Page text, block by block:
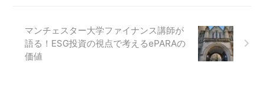
マンチェスター大学ファイナンス講師が
語る！ESG投資の視点で考えるePARAの
価値